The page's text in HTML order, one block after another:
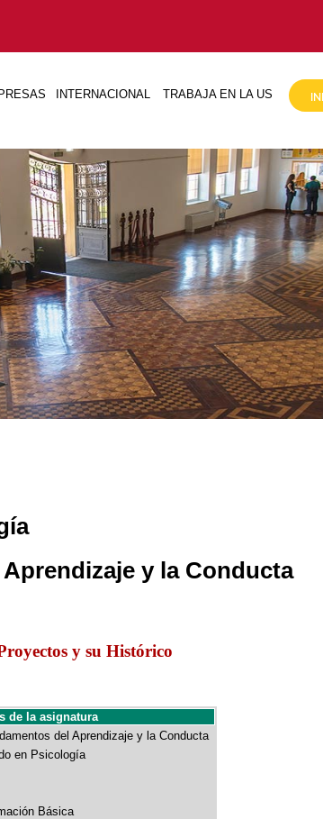
INTERNACIONAL TRABAJA EN LA US
y la Conducta
y su Histórico
de la asignatura
del Aprendizaje y la Conducta
en Psicología
Básica